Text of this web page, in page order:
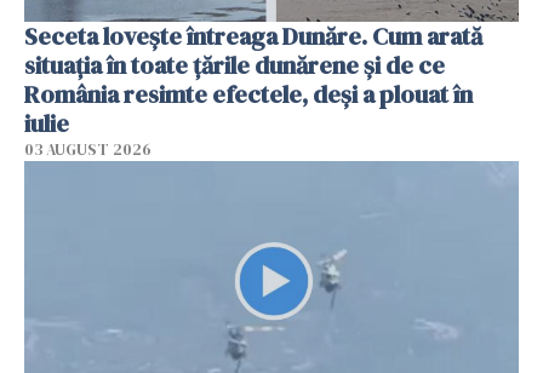
Seceta lovește întreaga Dunăre. Cum arată
situația în toate țările dunărene și de ce
România resimte efectele, deși a plouat în
iulie
03 AUGUST 2026